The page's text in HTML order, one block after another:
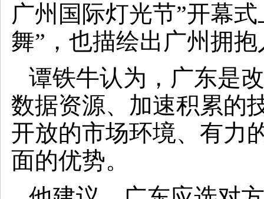
广州国际灯光节”开幕
舞”，也描绘出广州拥
谭铁牛认为，广东是
数据资源、加速积累的
开放的市场环境、有力
面的优势。